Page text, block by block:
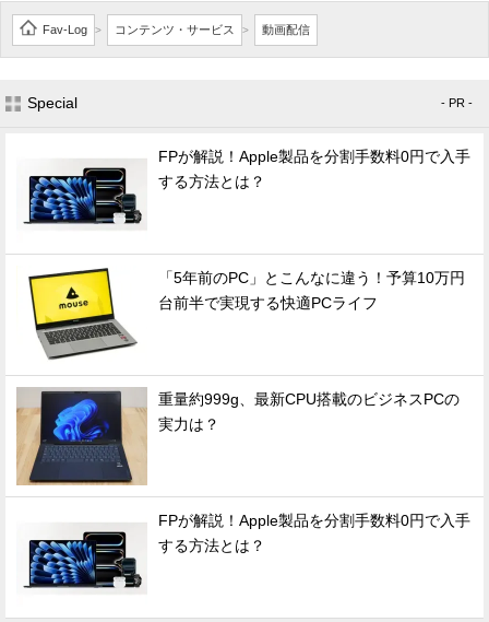
Fav-Log > コンテンツ・サービス > 動画配信
Special - PR -
FPが解説！Apple製品を分割手数料0円で入手
する方法とは？
「5年前のPC」とこんなに違う！予算10万円
台前半で実現する快適PCライフ
重量約999g、最新CPU搭載のビジネスPCの
実力は？
FPが解説！Apple製品を分割手数料0円で入手
する方法とは？